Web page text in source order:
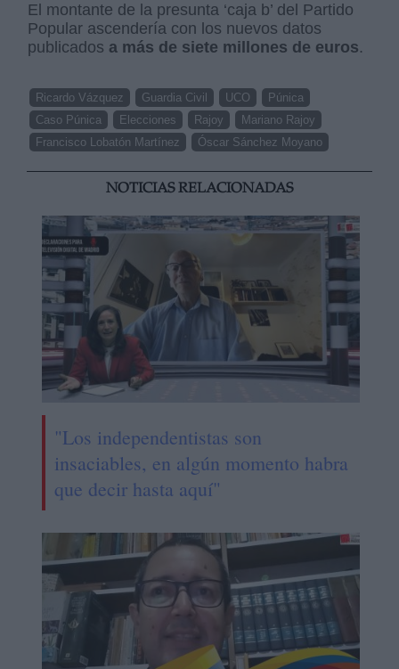
El montante de la presunta ‘caja b’ del Partido
Popular ascendería con los nuevos datos
publicados a más de siete millones de euros.
Ricardo Vázquez Guardia Civil UCO
Púnica
Caso Púnica
Elecciones Rajoy
Mariano Rajoy
Francisco Lobatón Martínez
Óscar Sánchez Moyano
NOTICIAS RELACIONADAS
"Los independentistas son
insaciables, en algún momento habra
que decir hasta aquí"